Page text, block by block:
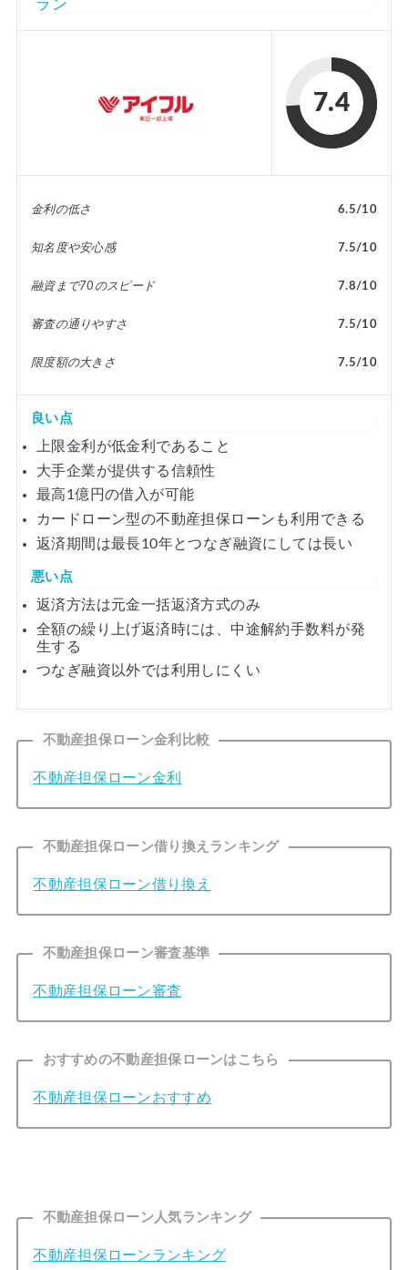
ラン
7.4
金利の低さ 6.5/10
知名度や安心感 7.5/10
融資まで70のスピード 7.8/10
審査の通りやすさ 7.5/10
限度額の大きさ 7.5/10
良い点
上限金利が低金利であること
大手企業が提供する信頼性
最高1億円の借入が可能
カードローン型の不動産担保ローンも利用できる
返済期間は最長10年とつなぎ融資にしては長い
悪い点
返済方法は元金一括返済方式のみ
全額の繰り上げ返済時には、中途解約手数料が発
生する
つなぎ融資以外では利用しにくい
不動産担保ローン金利比較
不動産担保ローン金利
不動産担保ローン借り換えランキング
不動産担保ローン借り換え
不動産担保ローン審査基準
不動産担保ローン審査
おすすめの不動産担保ローンはこちら
不動産担保ローンおすすめ
不動産担保ローン人気ランキング
不動産担保ローンランキング